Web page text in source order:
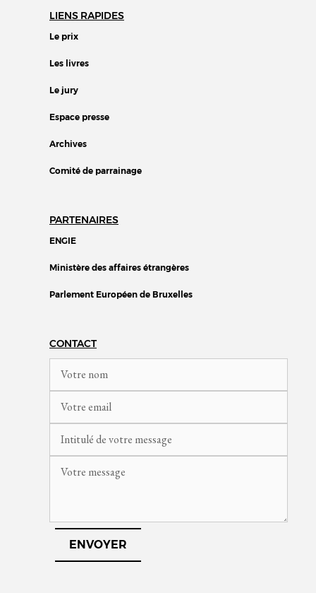
LIENS RAPIDES
Le prix
Les livres
Le jury
Espace presse
Archives
Comité de parrainage
PARTENAIRES
ENGIE
Ministère des affaires étrangères
Parlement Européen de Bruxelles
CONTACT